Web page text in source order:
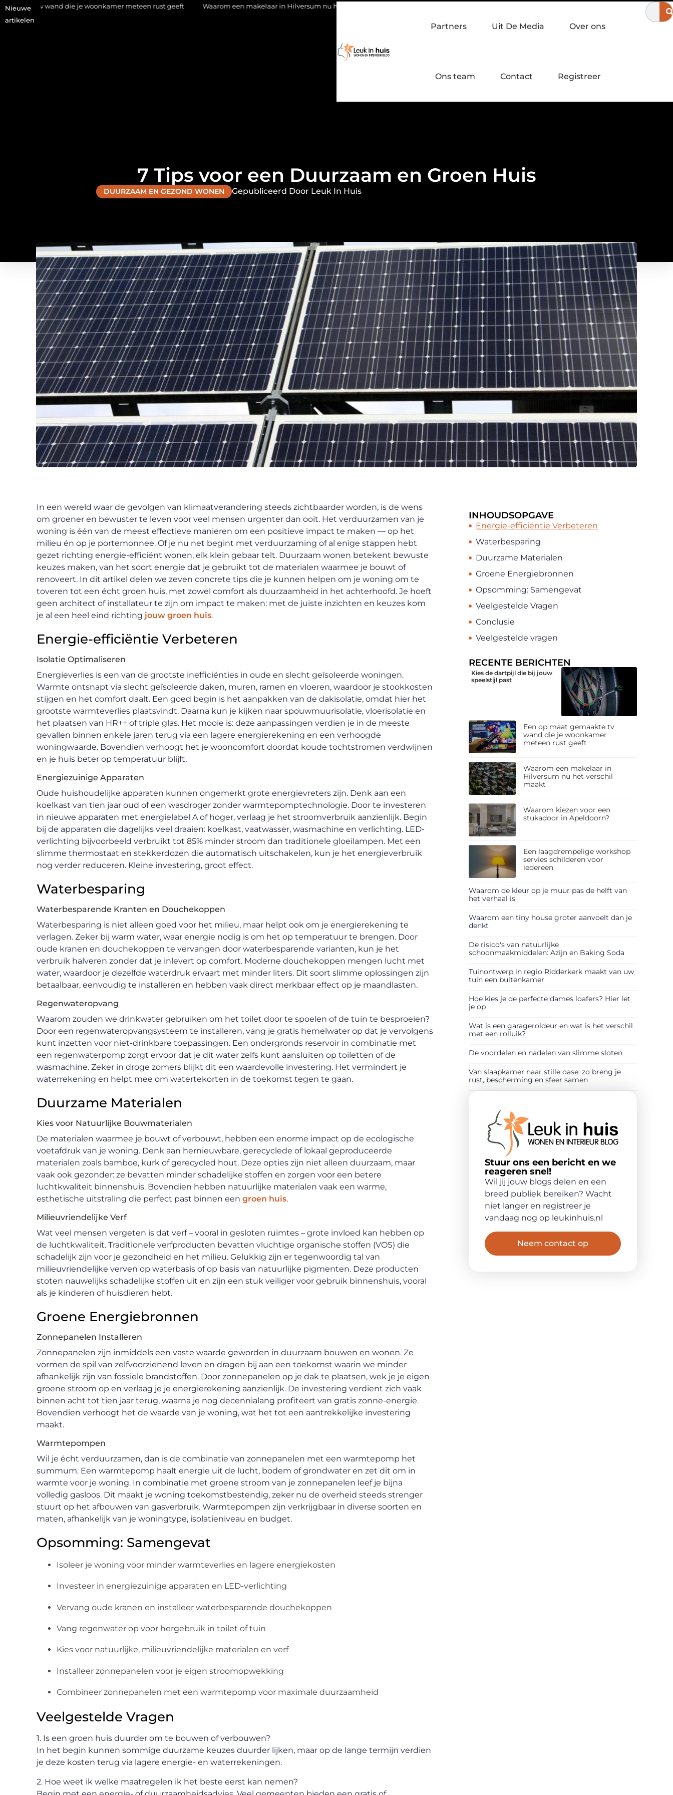
Nieuwe
artikelen
die je woonkamer meteen rust geeft Waarom een makelaar in Hilversum nu het verschil maakt Een laagdrempelige workshop servies
Partners Uit De Media Over ons
Ons team Contact Registreer
7 Tips voor een Duurzaam en Groen Huis
DUURZAAM EN GEZOND WONEN Gepubliceerd Door Leuk In Huis
In een wereld waar de gevolgen van klimaatverandering steeds zichtbaarder worden, is de wens
om groener en bewuster te leven voor veel mensen urgenter dan ooit. Het verduurzamen van je
woning is één van de meest effectieve manieren om een positieve impact te maken — op het
milieu én op je portemonnee. Of je nu net begint met verduurzaming of al enige stappen hebt
gezet richting energie-efficiënt wonen, elk klein gebaar telt. Duurzaam wonen betekent bewuste
keuzes maken, van het soort energie dat je gebruikt tot de materialen waarmee je bouwt of
renoveert. In dit artikel delen we zeven concrete tips die je kunnen helpen om je woning om te
toveren tot een écht groen huis, met zowel comfort als duurzaamheid in het achterhoofd. Je hoeft
geen architect of installateur te zijn om impact te maken: met de juiste inzichten en keuzes kom
je al een heel eind richting jouw groen huis.
Energie-efficiëntie Verbeteren
Isolatie Optimaliseren
Energieverlies is een van de grootste inefficiënties in oude en slecht geïsoleerde woningen.
Warmte ontsnapt via slecht geïsoleerde daken, muren, ramen en vloeren, waardoor je stookkosten
stijgen en het comfort daalt. Een goed begin is het aanpakken van de dakisolatie, omdat hier het
grootste warmteverlies plaatsvindt. Daarna kun je kijken naar spouwmuurisolatie, vloerisolatie en
het plaatsen van HR++ of triple glas. Het mooie is: deze aanpassingen verdien je in de meeste
gevallen binnen enkele jaren terug via een lagere energierekening en een verhoogde
woningwaarde. Bovendien verhoogt het je wooncomfort doordat koude tochtstromen verdwijnen
en je huis beter op temperatuur blijft.
Energiezuinige Apparaten
Oude huishoudelijke apparaten kunnen ongemerkt grote energievreters zijn. Denk aan een
koelkast van tien jaar oud of een wasdroger zonder warmtepomptechnologie. Door te investeren
in nieuwe apparaten met energielabel A of hoger, verlaag je het stroomverbruik aanzienlijk. Begin
bij de apparaten die dagelijks veel draaien: koelkast, vaatwasser, wasmachine en verlichting. LED-
verlichting bijvoorbeeld verbruikt tot 85% minder stroom dan traditionele gloeilampen. Met een
slimme thermostaat en stekkerdozen die automatisch uitschakelen, kun je het energieverbruik
nog verder reduceren. Kleine investering, groot effect.
Waterbesparing
Waterbesparende Kranten en Douchekoppen
Waterbesparing is niet alleen goed voor het milieu, maar helpt ook om je energierekening te
verlagen. Zeker bij warm water, waar energie nodig is om het op temperatuur te brengen. Door
oude kranen en douchekoppen te vervangen door waterbesparende varianten, kun je het
verbruik halveren zonder dat je inlevert op comfort. Moderne douchekoppen mengen lucht met
water, waardoor je dezelfde waterdruk ervaart met minder liters. Dit soort slimme oplossingen zijn
betaalbaar, eenvoudig te installeren en hebben vaak direct merkbaar effect op je maandlasten.
Regenwateropvang
Waarom zouden we drinkwater gebruiken om het toilet door te spoelen of de tuin te besproeien?
Door een regenwateropvangsysteem te installeren, vang je gratis hemelwater op dat je vervolgens
kunt inzetten voor niet-drinkbare toepassingen. Een ondergronds reservoir in combinatie met
een regenwaterpomp zorgt ervoor dat je dit water zelfs kunt aansluiten op toiletten of de
wasmachine. Zeker in droge zomers blijkt dit een waardevolle investering. Het vermindert je
waterrekening en helpt mee om watertekorten in de toekomst tegen te gaan.
Duurzame Materialen
Kies voor Natuurlijke Bouwmaterialen
De materialen waarmee je bouwt of verbouwt, hebben een enorme impact op de ecologische
voetafdruk van je woning. Denk aan hernieuwbare, gerecyclede of lokaal geproduceerde
materialen zoals bamboe, kurk of gerecycled hout. Deze opties zijn niet alleen duurzaam, maar
vaak ook gezonder: ze bevatten minder schadelijke stoffen en zorgen voor een betere
luchtkwaliteit binnenshuis. Bovendien hebben natuurlijke materialen vaak een warme,
esthetische uitstraling die perfect past binnen een groen huis.
Milieuvriendelijke Verf
Wat veel mensen vergeten is dat verf – vooral in gesloten ruimtes – grote invloed kan hebben op
de luchtkwaliteit. Traditionele verfproducten bevatten vluchtige organische stoffen (VOS) die
schadelijk zijn voor je gezondheid en het milieu. Gelukkig zijn er tegenwoordig tal van
milieuvriendelijke verven op waterbasis of op basis van natuurlijke pigmenten. Deze producten
stoten nauwelijks schadelijke stoffen uit en zijn een stuk veiliger voor gebruik binnenshuis, vooral
als je kinderen of huisdieren hebt.
Groene Energiebronnen
Zonnepanelen Installeren
Zonnepanelen zijn inmiddels een vaste waarde geworden in duurzaam bouwen en wonen. Ze
vormen de spil van zelfvoorzienend leven en dragen bij aan een toekomst waarin we minder
afhankelijk zijn van fossiele brandstoffen. Door zonnepanelen op je dak te plaatsen, wek je je eigen
groene stroom op en verlaag je je energierekening aanzienlijk. De investering verdient zich vaak
binnen acht tot tien jaar terug, waarna je nog decennialang profiteert van gratis zonne-energie.
Bovendien verhoogt het de waarde van je woning, wat het tot een aantrekkelijke investering
maakt.
Warmtepompen
Wil je écht verduurzamen, dan is de combinatie van zonnepanelen met een warmtepomp het
summum. Een warmtepomp haalt energie uit de lucht, bodem of grondwater en zet dit om in
warmte voor je woning. In combinatie met groene stroom van je zonnepanelen leef je bijna
volledig gasloos. Dit maakt je woning toekomstbestendig, zeker nu de overheid steeds strenger
stuurt op het afbouwen van gasverbruik. Warmtepompen zijn verkrijgbaar in diverse soorten en
maten, afhankelijk van je woningtype, isolatieniveau en budget.
Opsomming: Samengevat
Isoleer je woning voor minder warmteverlies en lagere energiekosten
Investeer in energiezuinige apparaten en LED-verlichting
Vervang oude kranen en installeer waterbesparende douchekoppen
Vang regenwater op voor hergebruik in toilet of tuin
Kies voor natuurlijke, milieuvriendelijke materialen en verf
Installeer zonnepanelen voor je eigen stroomopwekking
Combineer zonnepanelen met een warmtepomp voor maximale duurzaamheid
Veelgestelde Vragen
1. Is een groen huis duurder om te bouwen of verbouwen?
In het begin kunnen sommige duurzame keuzes duurder lijken, maar op de lange termijn verdien
je deze kosten terug via lagere energie- en waterrekeningen.
2. Hoe weet ik welke maatregelen ik het beste eerst kan nemen?
INHOUDSOPGAVE
Energie-efficiëntie Verbeteren
Waterbesparing
Duurzame Materialen
Groene Energiebronnen
Opsomming: Samengevat
Veelgestelde Vragen
Conclusie
Veelgestelde vragen
RECENTE BERICHTEN
Kies de dartpijl die bij jouw
speelstijl past
Een op maat gemaakte tv
wand die je woonkamer
meteen rust geeft
Waarom een makelaar in
Hilversum nu het verschil
maakt
Waarom kiezen voor een
stukadoor in Apeldoorn?
Een laagdrempelige workshop
servies schilderen voor
iedereen
Waarom de kleur op je muur pas de helft van
het verhaal is
Waarom een tiny house groter aanvoelt dan je
denkt
De risico's van natuurlijke
schoonmaakmiddelen: Azijn en Baking Soda
Tuinontwerp in regio Ridderkerk maakt van uw
tuin een buitenkamer
Hoe kies je de perfecte dames loafers? Hier let
je op
Wat is een garageroldeur en wat is het verschil
met een rolluik?
De voordelen en nadelen van slimme sloten
Van slaapkamer naar stille oase: zo breng je
rust, bescherming en sfeer samen
Stuur ons een bericht en we
reageren snel!
Wil jij jouw blogs delen en een
breed publiek bereiken? Wacht
niet langer en registreer je
vandaag nog op leukinhuis.nl
Neem contact op